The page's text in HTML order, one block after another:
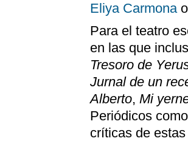
Eliya Carmona
Para el teatro
en las que
Tresoro de
Jurnal de un
Alberto, Mi
Periódicos
críticas de